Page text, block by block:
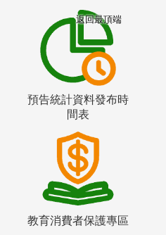
預告統計資料發布時
間表
教育消費者保護專區
返回最頂端